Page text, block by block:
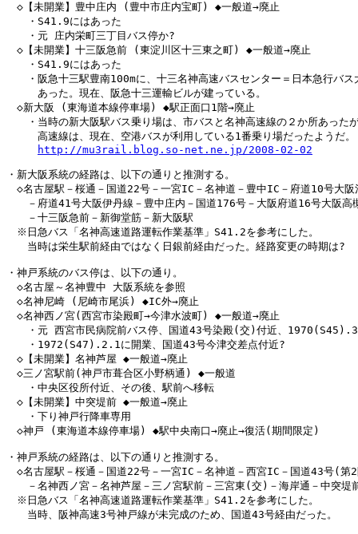
◇【未開業】豊中庄内 (豊中市庄内宝町) ◆一般道→廃止
・S41.9にはあった
・元 庄内栄町三丁目バス停か?
◇【未開業】十三阪急前 (東淀川区十三東之町) ◆一般道→廃止
・S41.9にはあった
・阪急十三駅豊南100mに、十三名神高速バスセンター＝日本急行バス
あった。現在、阪急十三運輸ビルが建っている。
◇新大阪 (東海道本線停車場) ◆駅正面口1階→廃止
・当時の新大阪駅バス乗り場は、市バスと名神高速線の２か所あった
高速線は、現在、空港バスが利用している1番乗り場だったようだ。
http://mu3rail.blog.so-net.ne.jp/2008-02-02
・新大阪系統の経路は、以下の通りと推測する。
◇名古屋駅－桜通－国道22号－一宮IC－名神道－豊中IC－府道10号大阪
－府道41号大阪伊丹線－豊中庄内－国道176号－大阪府道16号大阪高
－十三阪急前－新御堂筋－新大阪駅
※日急バス「名神高速道路運転作業基準」S41.2を参考にした。
当時は栄生駅前経由ではなく日銀前経由だった。経路変更の時期は?
・神戸系統のバス停は、以下の通り。
◇名古屋～名神豊中 大阪系統を参照
◇名神尼崎 (尼崎市尾浜) ◆IC外→廃止
◇名神西ノ宮(西宮市染殿町→今津水波町) ◆一般道→廃止
・元 西宮市民病院前バス停、国道43号染殿(交)付近、
・1972(S47).2.1に開業、国道43号今津交差点付近?
◇【未開業】名神芦屋 ◆一般道→廃止
◇三ノ宮駅前(神戸市葺合区小野柄通) ◆一般道
・中央区役所付近、その後、駅前へ移転
◇【未開業】中突堤前 ◆一般道→廃止
・下り神戸行降車専用
◇神戸 (東海道本線停車場) ◆駅中央南口→廃止→復活(期間限定)
・神戸系統の経路は、以下の通りと推測する。
◇名古屋駅－桜通－国道22号－一宮IC－名神道－西宮IC－国道43号(第
－名神西ノ宮－名神芦屋－三ノ宮駅前－三宮東(交)－海岸通－中突堤
※日急バス「名神高速道路運転作業基準」S41.2を参考にした。
当時、阪神高速3号神戸線が未完成のため、国道43号経由だった。